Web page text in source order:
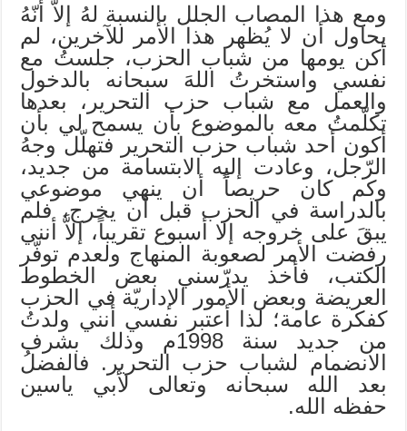
ومع هذا المصاب الجلل بالنسبة لهُ إلاَّ أنّهُ
يحاول أن لا يُظهر هذا الأمر للآخرين، لم
أكن يومها من شباب الحزب، جلستُ مع
نفسي واستخرتُ اللهَ سبحانه بالدخول
والعمل مع شباب حزب التحرير، بعدها
تكلّمتُ معه بالموضوع بأن يسمح لي بأن
أكون أحد شباب حزب التحرير فتهلّل وجهُ
الرّجل، وعادت إليه الابتسامة من جديد،
وكم كان حريصاً أن ينهي موضوعي
بالدراسة في الحزب قبل أن يخرج، فلم
يبقَ على خروجه إلا أسبوع تقريباً، إلاَّ أنني
رفضت الأمر لصعوبة المنهاج ولعدم توفّر
الكتب، فأخذ يدرّسني بعض الخطوط
العريضة وبعض الأمور الإداريّة في الحزب
كفكرة عامة؛ لذا أعتبر نفسي أنني ولدتُ
من جديد سنة 1998م وذلك بشرف
الانضمام لشباب حزب التحرير. فالفضلُ
بعد الله سبحانه وتعالى لأبي ياسين
حفظه الله.